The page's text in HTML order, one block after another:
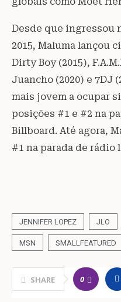
Desde que ingressou
2015, Maluma lançou
Dirty Boy (2015),
Juancho (2020) e 7DJ
mais jovem a ocupar
posições #1 e #2 na
Billboard. Até agora,
#1 na parada de rádio
JENNIFER LOPEZ JLO
MSN SMALLFEATURED
SHARE 0